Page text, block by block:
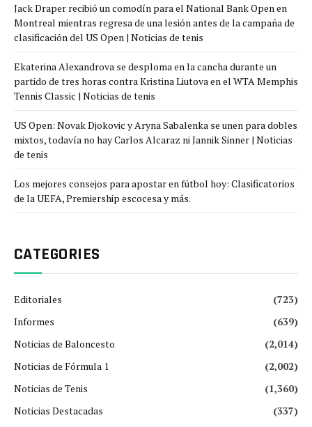
Jack Draper recibió un comodín para el National Bank Open en
Montreal mientras regresa de una lesión antes de la campaña de
clasificación del US Open | Noticias de tenis
Ekaterina Alexandrova se desploma en la cancha durante un
partido de tres horas contra Kristina Liutova en el WTA Memphis
Tennis Classic | Noticias de tenis
US Open: Novak Djokovic y Aryna Sabalenka se unen para dobles
mixtos, todavía no hay Carlos Alcaraz ni Jannik Sinner | Noticias
de tenis
Los mejores consejos para apostar en fútbol hoy: Clasificatorios
de la UEFA, Premiership escocesa y más.
CATEGORIES
Editoriales
(723)
Informes
(639)
Noticias de Baloncesto
(2,014)
Noticias de Fórmula 1
(2,002)
Noticias de Tenis
(1,360)
Noticias Destacadas
(337)